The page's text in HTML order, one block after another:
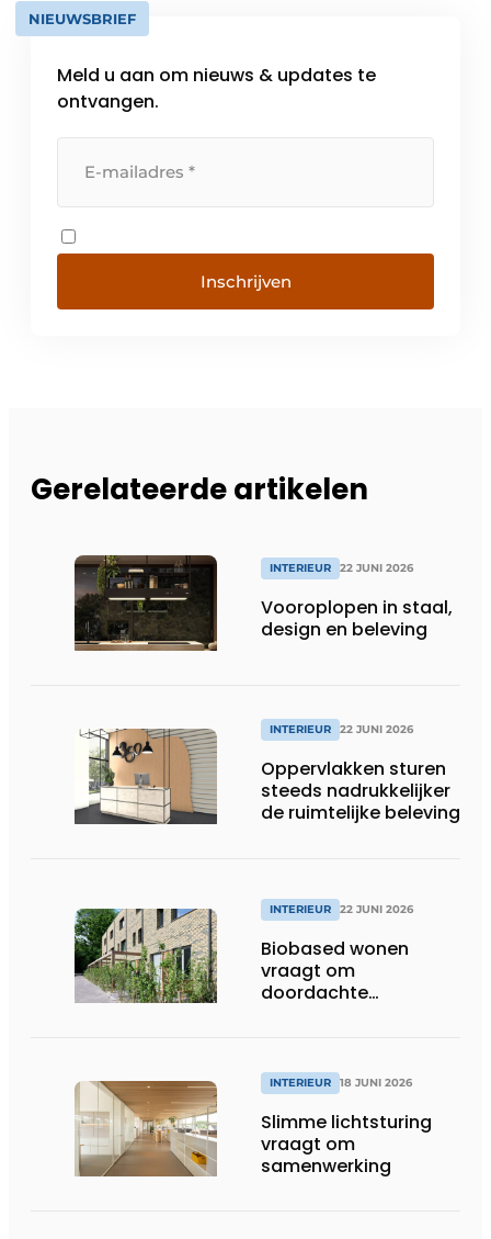
NIEUWSBRIEF
Meld u aan om nieuws & updates te
ontvangen.
Inschrijven
Gerelateerde artikelen
INTERIEUR 22 JUNI 2026
Vooroplopen in staal,
design en beleving
INTERIEUR 22 JUNI 2026
Oppervlakken sturen
steeds nadrukkelijker
de ruimtelijke beleving
INTERIEUR 22 JUNI 2026
Biobased wonen
vraagt om
doordachte
INTERIEUR 18 JUNI 2026
Slimme lichtsturing
vraagt om
samenwerking